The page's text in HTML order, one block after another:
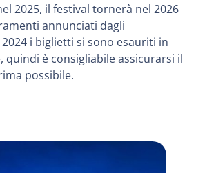
2025, il festival tornerà nel 2026
annunciati dagli
i biglietti si sono esauriti in
quindi è consigliabile assicurarsi il
possibile.